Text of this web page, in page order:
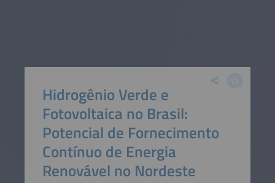
Hidrogênio Verde e
Fotovoltaica no Brasil:
Potencial de Fornecimento
Contínuo de Energia
Renovável no Nordeste